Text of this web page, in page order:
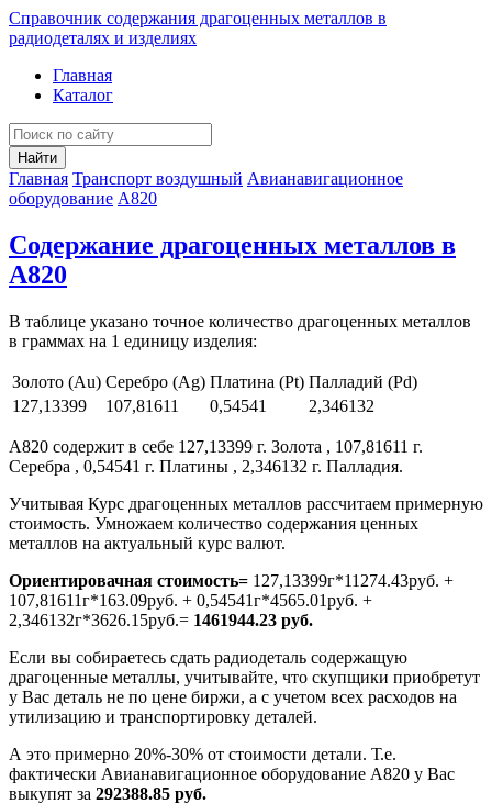
Справочник содержания драгоценных металлов в
радиодеталях и изделиях
Главная
Каталог
Найти
Главная Транспорт воздушный Авианавигационное
оборудование А820
Содержание драгоценных металлов в
А820
В таблице указано точное количество драгоценных металлов
в граммах на 1 единицу изделия:
Золото (Au) Серебро (Ag) Платина (Pt) Палладий (Pd)
127,13399
107,81611 0,54541 2,346132
А820 содержит в себе 127,13399 г. Золота , 107,81611 г.
Серебра , 0,54541 г. Платины , 2,346132 г. Палладия.
Учитывая Курс драгоценных металлов рассчитаем примерную
стоимость. Умножаем количество содержания ценных
металлов на актуальный курс валют.
Ориентировачная стоимость= 127,13399г*11274.43руб. +
107,81611г*163.09руб. + 0,54541г*4565.01руб. +
2,346132г*3626.15руб.= 1461944.23 руб.
Если вы собираетесь сдать радиодеталь содержащую
драгоценные металлы, учитывайте, что скупщики приобретут
у Вас деталь не по цене биржи, а с учетом всех расходов на
утилизацию и транспортировку деталей.
А это примерно 20%-30% от стоимости детали. Т.е.
фактически Авианавигационное оборудование А820 у Вас
выкупят за 292388.85 руб.